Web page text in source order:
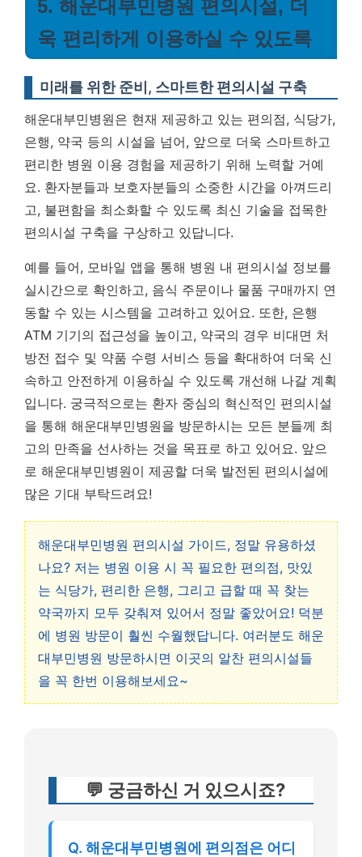
5. 해운대부민병원 편의시설, 더
욱 편리하게 이용하실 수 있도록
미래를 위한 준비, 스마트한 편의시설 구축
해운대부민병원은 현재 제공하고 있는 편의점, 식당가,
은행, 약국 등의 시설을 넘어, 앞으로 더욱 스마트하고
편리한 병원 이용 경험을 제공하기 위해 노력할 거예
요. 환자분들과 보호자분들의 소중한 시간을 아껴드리
고, 불편함을 최소화할 수 있도록 최신 기술을 접목한
편의시설 구축을 구상하고 있답니다.
예를 들어, 모바일 앱을 통해 병원 내 편의시설 정보를
실시간으로 확인하고, 음식 주문이나 물품 구매까지 연
동할 수 있는 시스템을 고려하고 있어요. 또한, 은행
ATM 기기의 접근성을 높이고, 약국의 경우 비대면 처
방전 접수 및 약품 수령 서비스 등을 확대하여 더욱 신
속하고 안전하게 이용하실 수 있도록 개선해 나갈 계획
입니다. 궁극적으로는 환자 중심의 혁신적인 편의시설
을 통해 해운대부민병원을 방문하시는 모든 분들께 최
고의 만족을 선사하는 것을 목표로 하고 있어요. 앞으
로 해운대부민병원이 제공할 더욱 발전된 편의시설에
많은 기대 부탁드려요!
해운대부민병원 편의시설 가이드, 정말 유용하셨
나요? 저는 병원 이용 시 꼭 필요한 편의점, 맛있
는 식당가, 편리한 은행, 그리고 급할 때 꼭 찾는
약국까지 모두 갖춰져 있어서 정말 좋았어요! 덕분
에 병원 방문이 훨씬 수월했답니다. 여러분도 해운
대부민병원 방문하시면 이곳의 알찬 편의시설들
을 꼭 한번 이용해보세요~
💬 궁금하신 거 있으시죠?
Q. 해운대부민병원에 편의점은 어디